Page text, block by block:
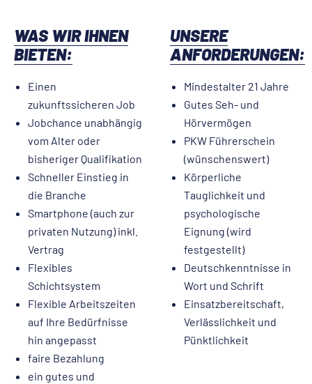
WAS WIR IHNEN
BIETEN:
Einen
zukunftssicheren Job
Jobchance unabhängig
vom Alter oder
bisheriger Qualifikation
Schneller Einstieg in
die Branche
Smartphone (auch zur
privaten Nutzung) inkl.
Vertrag
Flexibles
Schichtsystem
Flexible Arbeitszeiten
auf Ihre Bedürfnisse
hin angepasst
faire Bezahlung
ein gutes und
UNSERE
ANFORDERUNGEN:
Mindestalter 21 Jahre
Gutes Seh- und
Hörvermögen
PKW Führerschein
(wünschenswert)
Körperliche
Tauglichkeit und
psychologische
Eignung (wird
festgestellt)
Deutschkenntnisse in
Wort und Schrift
Einsatzbereitschaft,
Verlässlichkeit und
Pünktlichkeit